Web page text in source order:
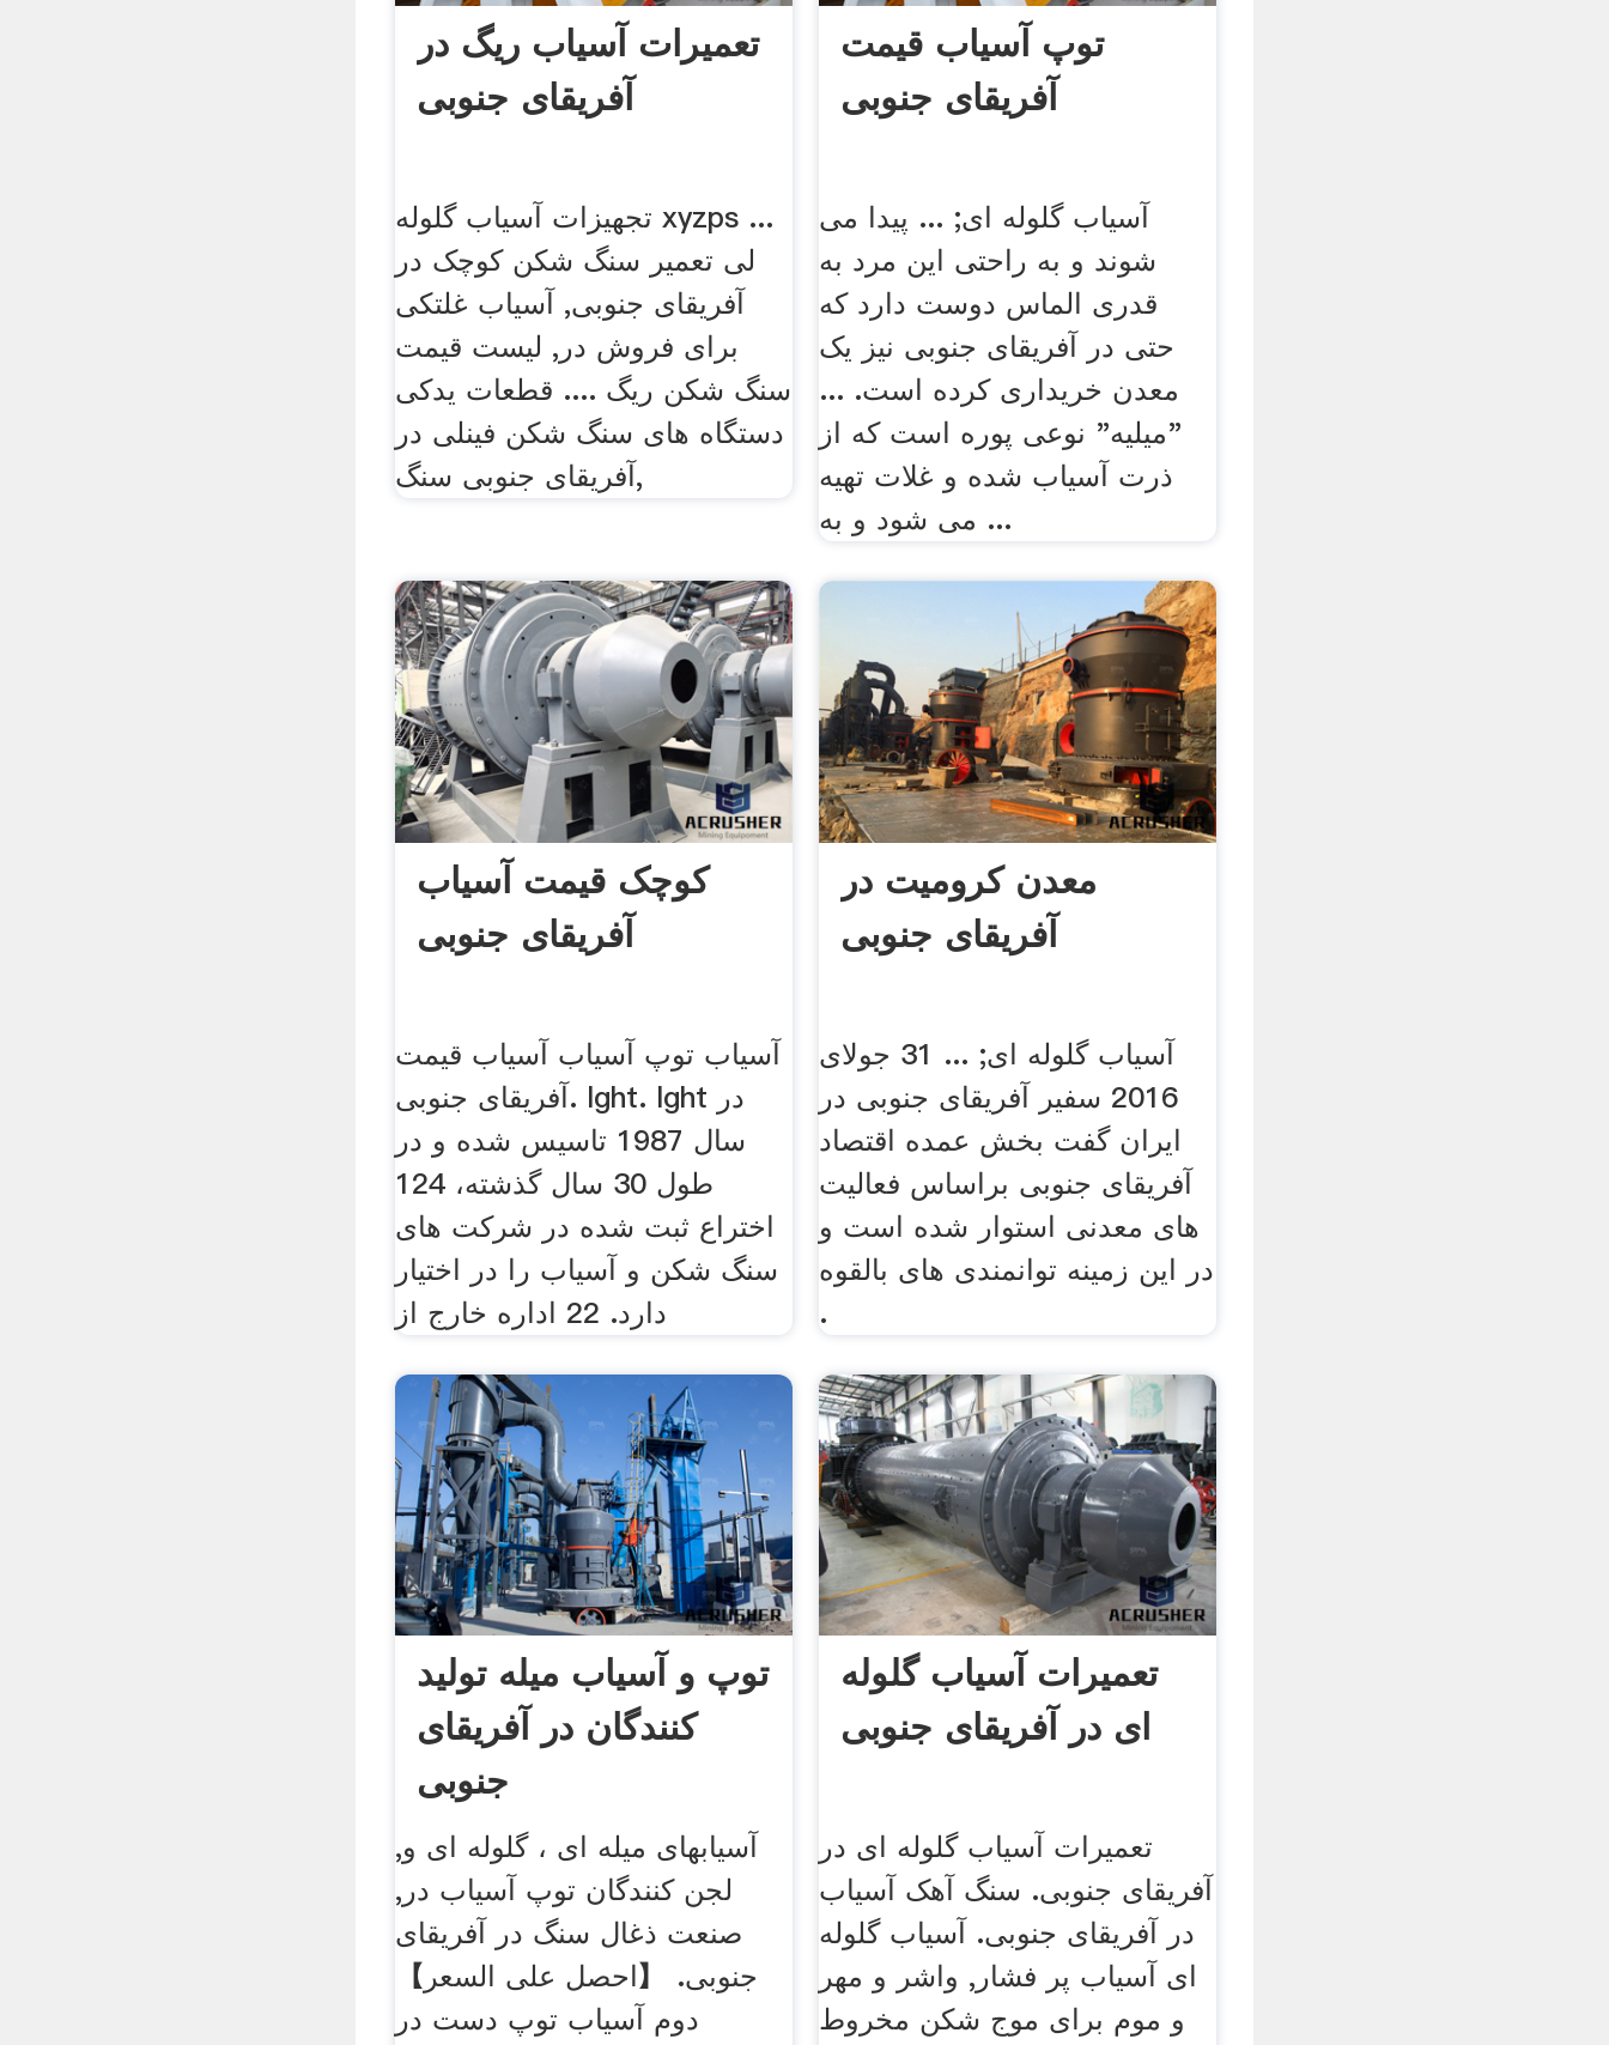
تعمیرات آسیاب ریگ در
آفریقای جنوبی
تجهیزات آسیاب گلوله xyzps ...
لی تعمیر سنگ شکن کوچک در
آفریقای جنوبی, آسیاب غلتکی
برای فروش در, لیست قیمت
سنگ شکن ریگ .... قطعات یدکی
دستگاه های سنگ شکن فینلی در
آفریقای جنوبی سنگ,
توپ آسیاب قیمت
آفریقای جنوبی
آسیاب گلوله ای; ... پیدا می
شوند و به راحتی این مرد به
قدری الماس دوست دارد که
حتی در آفریقای جنوبی نیز یک
معدن خریداری کرده است. ...
"میلیه" نوعی پوره است که از
ذرت آسیاب شده و غلات تهیه
می شود و به ...
کوچک قیمت آسیاب
آفریقای جنوبی
آسیاب توپ آسیاب آسیاب قیمت
آفریقای جنوبی. lght. lght در
سال 1987 تاسیس شده و در
طول 30 سال گذشته، 124
اختراع ثبت شده در شركت های
سنگ شكن و آسیاب را در اختیار
دارد. 22 اداره خارج از
معدن کرومیت در
آفریقای جنوبی
آسیاب گلوله ای; ... 31 جولای
2016 سفیر آفریقای جنوبی در
ایران گفت بخش عمده اقتصاد
آفریقای جنوبی براساس فعالیت
های معدنی استوار شده است و
در این زمینه توانمندی های بالقوه
.
توپ و آسیاب میله تولید
کنندگان در آفریقای
جنوبی
آسیابهای میله ای ، گلوله ای و,
لجن کنندگان توپ آسیاب در,
صنعت ذغال سنگ در آفریقای
جنوبی. 【احصل على السعر】
دوم آسیاب توپ دست در
تعمیرات آسیاب گلوله
ای در آفریقای جنوبی
تعمیرات آسیاب گلوله ای در
آفریقای جنوبی. سنگ آهک آسیاب
در آفریقای جنوبی. آسیاب گلوله
ای آسیاب پر فشار, واشر و مهر
و موم برای موج شکن مخروط